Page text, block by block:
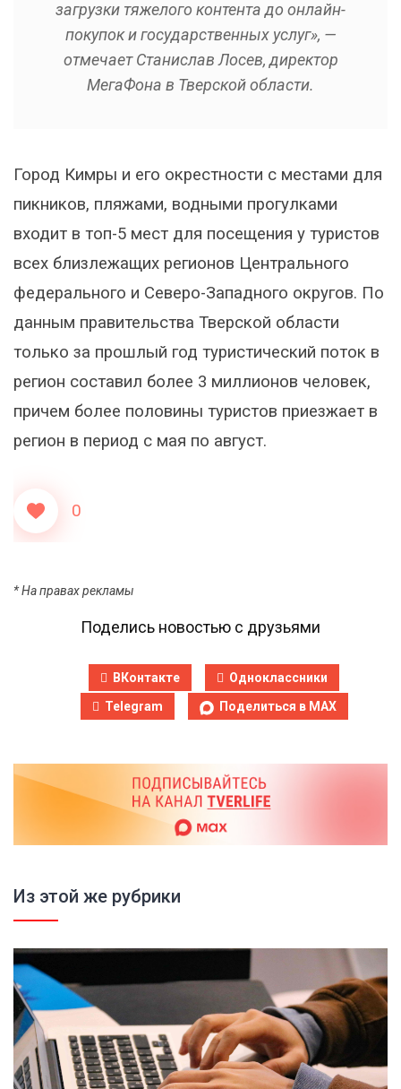
загрузки тяжелого контента до онлайн-
покупок и государственных услуг», —
отмечает Станислав Лосев, директор
МегаФона в Тверской области.
Город Кимры и его окрестности с местами для
пикников, пляжами, водными прогулками
входит в топ-5 мест для посещения у туристов
всех близлежащих регионов Центрального
федерального и Северо-Западного округов. По
данным правительства Тверской области
только за прошлый год туристический поток в
регион составил более 3 миллионов человек,
причем более половины туристов приезжает в
регион в период с мая по август.
0
* На правах рекламы
Поделись новостью с друзьями
ВКонтакте
Одноклассники
Telegram
Поделиться в MAX
Из этой же рубрики